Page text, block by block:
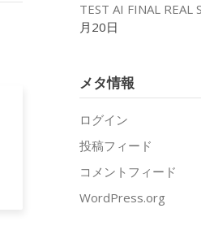
TEST AI FINAL REAL
月20日
メタ情報
ログイン
投稿フィード
コメントフィード
WordPress.org